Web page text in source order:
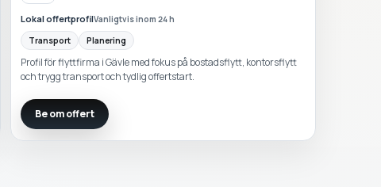
Lokal offertprofilVanligtvis inom 24 h
Transport
Planering
Profil för flyttfirma i Gävle med fokus på bostadsflytt, kontorsflytt
och trygg transport och tydlig offertstart.
Be om offert